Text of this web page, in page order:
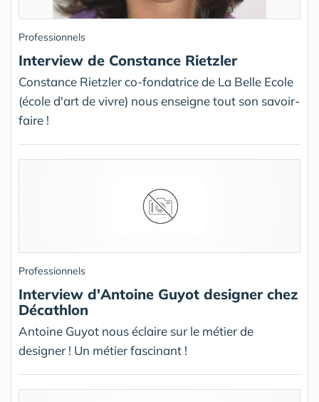
Professionnels
Interview de Constance Rietzler
Constance Rietzler co-fondatrice de La Belle Ecole
(école d'art de vivre) nous enseigne tout son savoir-
faire !
Professionnels
Interview d'Antoine Guyot designer chez
Décathlon
Antoine Guyot nous éclaire sur le métier de
designer ! Un métier fascinant !